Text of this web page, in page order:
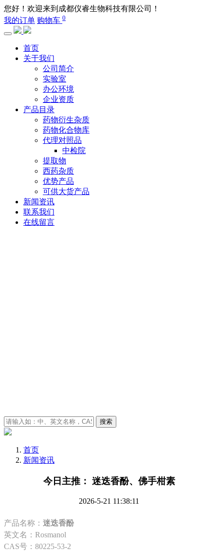
您好！欢迎来到成都仪睿生物科技有限公司！
我的订单 购物车 0
首页
关于我们
公司简介
实验室
办公环境
企业资质
产品目录
药物衍生杂质
药物化合物库
代理对照品
中检院
提取物
西药杂质
优势产品
可供大货产品
新闻资讯
联系我们
在线留言
搜索
首页
新闻资讯
今日主推： 迷迭香酚、佛手柑素
2026-5-21 11:38:11
产品名称： 迷迭香酚
英文名：Rosmanol
CAS号：80225-53-2